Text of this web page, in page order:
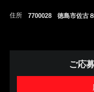
住所 7700028 徳島市佐古
ご応